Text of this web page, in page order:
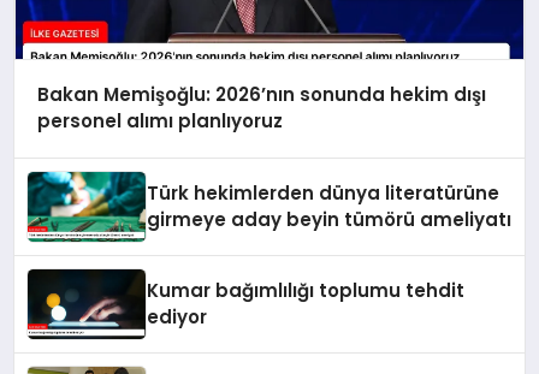
Bakan Memişoğlu: 2026’nın sonunda hekim dışı
personel alımı planlıyoruz
Türk hekimlerden dünya literatürüne
girmeye aday beyin tümörü ameliyatı
Kumar bağımlılığı toplumu tehdit
ediyor